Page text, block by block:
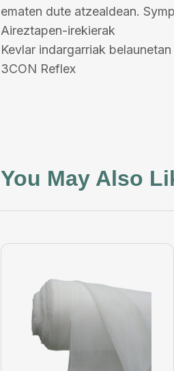
ematen dute atzealdean.
Aireztapen-irekierak
Kevlar indargarriak belaunetan
3CON Reflex
You May Also